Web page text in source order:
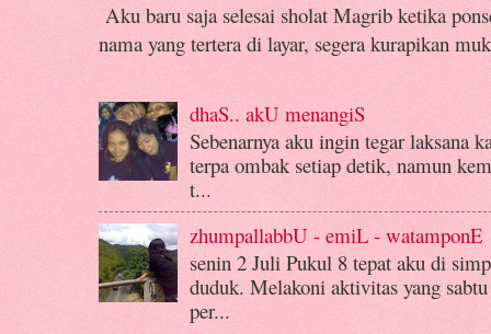
Aku baru saja selesai sholat Magrib ketika
nama yang tertera di layar, segera kurapikan
dhaS.. akU menangiS
Sebenarnya aku ingin tegar laksana
terpa ombak setiap detik, namun
t...
zhumpallabbU - emiL - watamponE
senin 2 Juli Pukul 8 tepat aku di
duduk. Melakoni aktivitas yang
per...